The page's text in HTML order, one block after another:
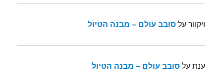
ויקוור עלסובב עולם – מבנה הטיול
ענת עלסובב עולם – מבנה הטיול